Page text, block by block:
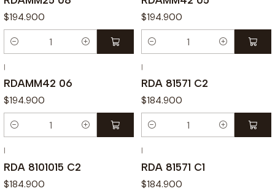
$194.900
Cantidad
$194.900
Cantidad
|
RDAMM42 06
$194.900
Cantidad
|
RDA 81571 C2
$184.900
Cantidad
|
RDA 8101015 C2
$184.900
|
RDA 81571 C1
$184.900